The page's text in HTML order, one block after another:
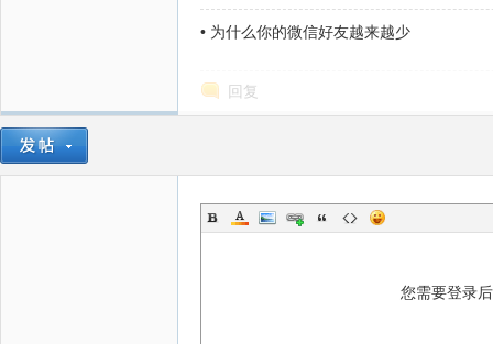
• 为什么你的微信好友越来越少
回复
您需要登录